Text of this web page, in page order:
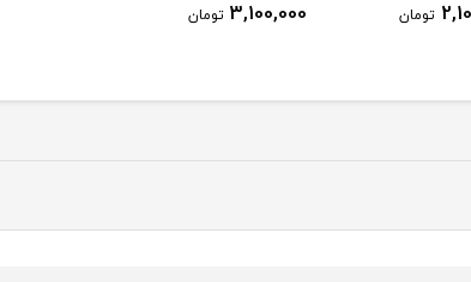
تومان 3,100,000 تومان